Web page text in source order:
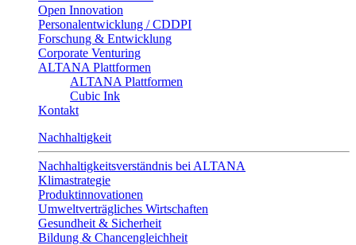
Open Innovation
Personalentwicklung / CDDPI
Forschung & Entwicklung
Corporate Venturing
ALTANA Plattformen
ALTANA Plattformen
Cubic Ink
Kontakt
Nachhaltigkeit
Nachhaltigkeitsverständnis bei ALTANA
Klimastrategie
Produktinnovationen
Umweltverträgliches Wirtschaften
Gesundheit & Sicherheit
Bildung & Chancengleichheit